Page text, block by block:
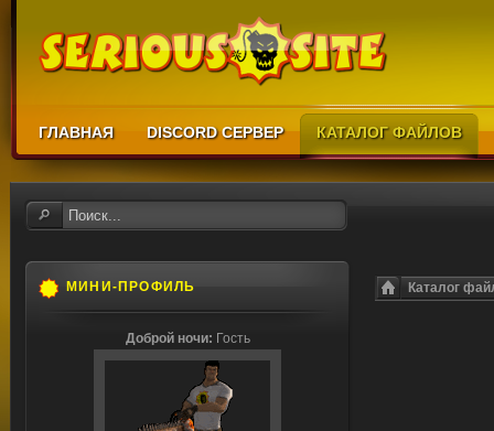
ГЛАВНАЯ DISCORD СЕРВЕР КАТАЛОГ ФАЙЛОВ
Каталог
МИНИ-ПРОФИЛЬ
Доброй ночи: Гость